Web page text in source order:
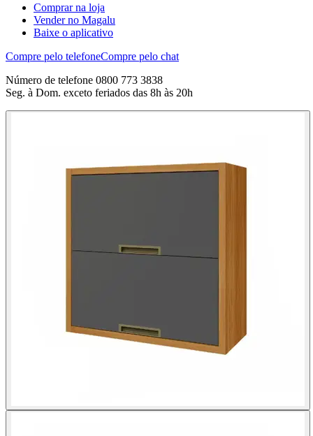
Comprar na loja
Vender no Magalu
Baixe o aplicativo
Compre pelo telefoneCompre pelo chat
Número de telefone 0800 773 3838
Seg. à Dom. exceto feriados das 8h às 20h